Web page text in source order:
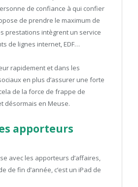
de confiance à qui confier
de prendre le maximum de
prestations intègrent un service
de lignes internet, EDF…
rapidement et dans les
en plus d’assurer une forte
de la force de frappe de
désormais en Meuse.
apporteurs
avec les apporteurs d’affaires,
de fin d’année, c’est un iPad de